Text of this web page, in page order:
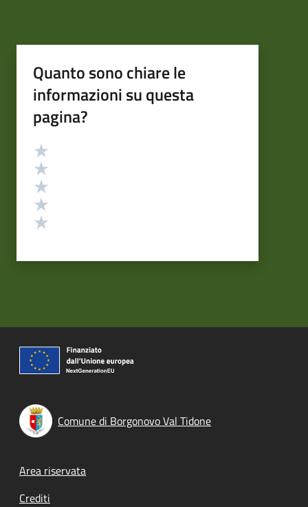
Quanto sono chiare le
informazioni su questa
pagina?
Valutazione
Comune di Borgonovo Val Tidone
Footer menu
Area riservata
Crediti